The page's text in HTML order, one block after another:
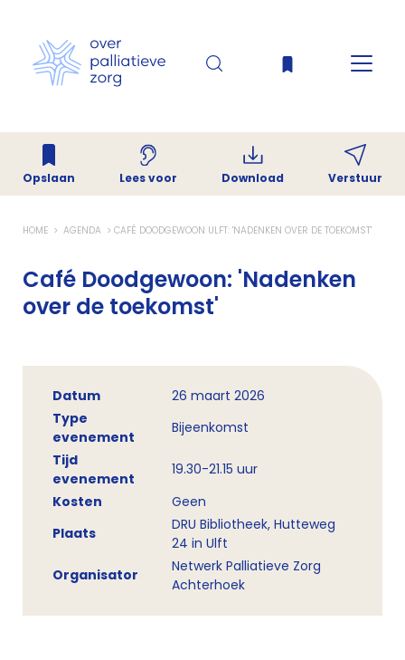
HOME AGENDA CAFÉ DOODGEWOON ULFT: 'NADENKEN OVER DE TOEKOMST'
Café Doodgewoon: 'Nadenken
over de toekomst'
Datum
26 maart 2026
Type
evenement
Bijeenkomst
Tijd
evenement
19.30-21.15 uur
Kosten
Geen
Plaats
DRU Bibliotheek, Hutteweg
24 in Ulft
Organisator
Netwerk Palliatieve Zorg
Achterhoek
Opslaan Lees voor Download Verstuur